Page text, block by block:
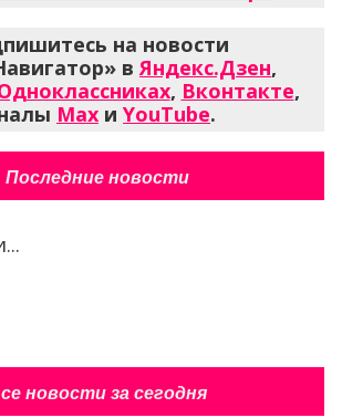
на новости
в Яндекс.Дзен,
, Вконтакте,
Max и YouTube.
Последние новости
новости за сегодня